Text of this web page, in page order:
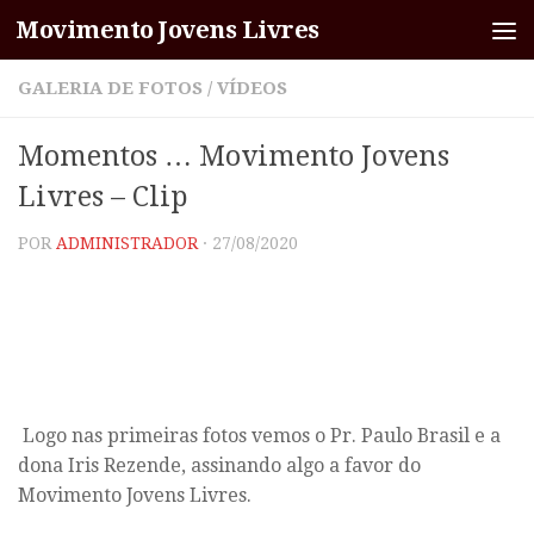
Skip to content
Movimento Jovens Livres
GALERIA DE FOTOS / VÍDEOS
Momentos … Movimento Jovens
Livres – Clip
POR ADMINISTRADOR · 27/08/2020
Logo nas primeiras fotos vemos o Pr. Paulo Brasil e a
dona Iris Rezende, assinando algo a favor do
Movimento Jovens Livres.